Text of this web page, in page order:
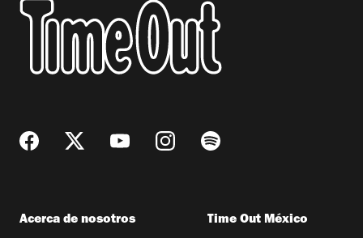
Acerca de nosotros Time Out México